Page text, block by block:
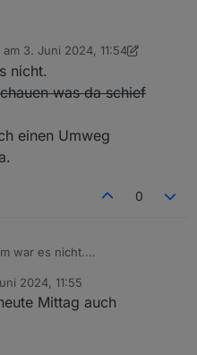
Mal in den Spam-Ordner
am 3. Juni 2024, 11:54
von carsten04 6. März
nicht.
was da schief
einen Umweg
0
war es nicht.
noch einen Umweg
jetzt da.
2024, 11:55
Mittag auch